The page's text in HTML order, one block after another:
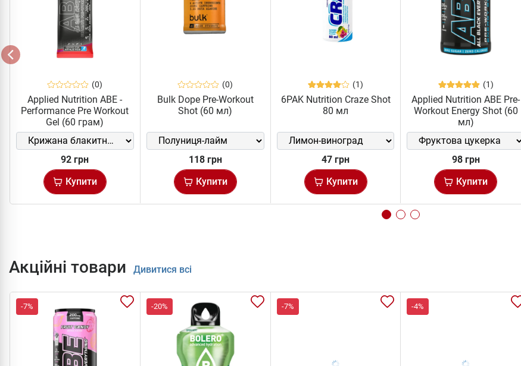
(0)
Applied Nutrition ABE -
Performance Pre Workout
Gel (60 грам)
92 грн
Купити
(0)
Bulk Dope Pre-Workout
Shot (60 мл)
118 грн
Купити
(1)
6PAK Nutrition Craze Shot
80 мл
47 грн
Купити
(1)
Applied Nutrition ABE Pre-
Workout Energy Shot (60
мл)
98 грн
Купити
Акційні товари Дивитися всі
-7% -20% -7% -4%